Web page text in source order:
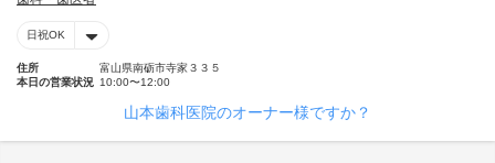
日祝OK
住所
富山県南砺市寺家３３５
本日の営業状況 10:00〜12:00
山本歯科医院のオーナー様ですか？